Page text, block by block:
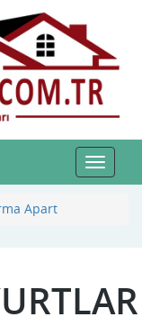
Toggle
Apart